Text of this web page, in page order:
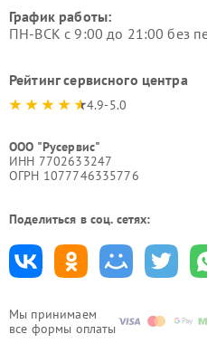
Мы принимаем
все формы оплаты
График работы:
ПН-ВСК с 9:00 до 21:00 без
Рейтинг сервисного центра
4.9-5.0
ООО "Русервис"
ИНН 7702633247
ОГРН 1077746335776
Поделиться в соц. сетях: